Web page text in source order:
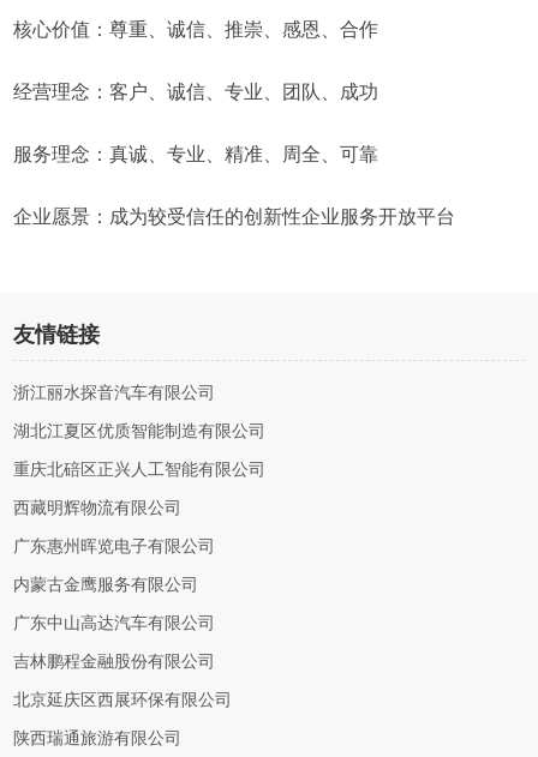
核心价值：尊重、诚信、推崇、感恩、合作
经营理念：客户、诚信、专业、团队、成功
服务理念：真诚、专业、精准、周全、可靠
企业愿景：成为较受信任的创新性企业服务开放平台
友情链接
浙江丽水探音汽车有限公司
湖北江夏区优质智能制造有限公司
重庆北碚区正兴人工智能有限公司
西藏明辉物流有限公司
广东惠州晖览电子有限公司
内蒙古金鹰服务有限公司
广东中山高达汽车有限公司
吉林鹏程金融股份有限公司
北京延庆区西展环保有限公司
陕西瑞通旅游有限公司